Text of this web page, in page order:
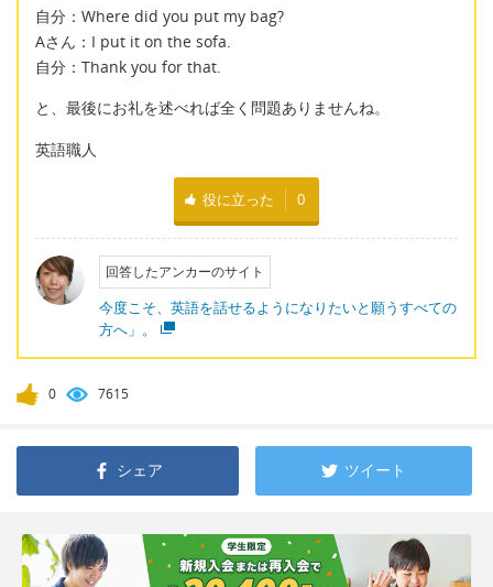
自分：Where did you put my bag?
Aさん：I put it on the sofa.
自分：Thank you for that.
と、最後にお礼を述べれば全く問題ありませんね。
英語職人
役に立った 0
回答したアンカーのサイト
今度こそ、英語を話せるようになりたいと願うすべての
方へ」。
0 7615
シェア ツイート